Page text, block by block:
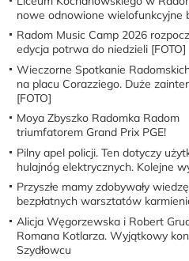
nowe odnowione wielofunkcyjne
Radom Music Camp 2026
edycja potrwa do niedzieli [FOTO]
Wieczorne Spotkanie
na placu Corazziego. Duże
[FOTO]
Moya Zbyszko Radomka Radom
triumfatorem Grand Prix PGE!
Pilny apel policji. Ten dotyczy
hulajnóg elektrycznych. Kolejne
Przyszłe mamy zdobywały
bezpłatnych warsztatów
Alicja Węgorzewska i Robert
Romana Kotlarza. Wyjątkowy
Szydłowcu